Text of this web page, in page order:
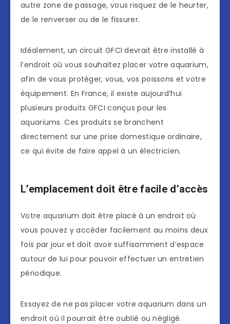
autre zone de passage, vous risquez de le heurter,
de le renverser ou de le fissurer.
Idéalement, un circuit GFCI devrait être installé à
l’endroit où vous souhaitez placer votre aquarium,
afin de vous protéger, vous, vos poissons et votre
équipement. En France, il existe aujourd’hui
plusieurs produits GFCI conçus pour les
aquariums. Ces produits se branchent
directement sur une prise domestique ordinaire,
ce qui évite de faire appel à un électricien.
L’emplacement doit être facile d’accès
Votre aquarium doit être placé à un endroit où
vous pouvez y accéder facilement au moins deux
fois par jour et doit avoir suffisamment d’espace
autour de lui pour pouvoir effectuer un entretien
périodique.
Essayez de ne pas placer votre aquarium dans un
endroit où il pourrait être oublié ou négligé.